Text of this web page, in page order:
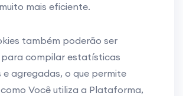
mais eficiente.
também poderão ser
para compilar estatísticas
e agregadas, o que permite
Você utiliza a Plataforma,